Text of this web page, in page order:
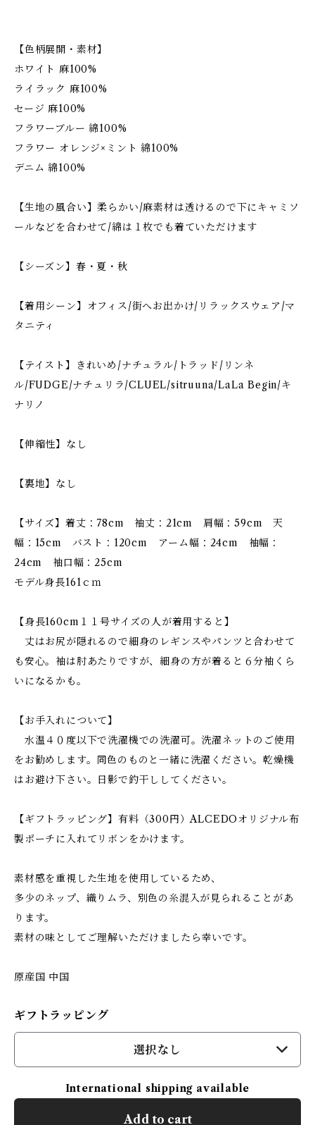
【色柄展開・素材】
ホワイト 麻100%
ライラック 麻100%
セージ 麻100%
フラワーブルー 綿100%
フラワー オレンジ×ミント 綿100%
デニム 綿100%
【生地の風合い】柔らかい/麻素材は透けるので下にキャミソ
ールなどを合わせて/綿は１枚でも着ていただけます
【シーズン】春・夏・秋
【着用シーン】オフィス/街へお出かけ/リラックスウェア/マ
タニティ
【テイスト】きれいめ/ナチュラル/トラッド/リンネ
ル/FUDGE/ナチュリラ/CLUEL/sitruuna/LaLa Begin/キ
ナリノ
【伸縮性】なし
【裏地】なし
【サイズ】着丈：78cm 袖丈：21cm 肩幅：59cm 天
幅：15cm バスト：120cm アーム幅：24cm 袖幅：
24cm 袖口幅：25cm
モデル身長161ｃｍ
【身長160cm１１号サイズの人が着用すると】
丈はお尻が隠れるので細身のレギンスやパンツと合わせて
も安心。袖は肘あたりですが、細身の方が着ると６分袖くら
いになるかも。
【お手入れについて】
水温４０度以下で洗濯機での洗濯可。洗濯ネットのご使用
をお勧めします。同色のものと一緒に洗濯ください。乾燥機
はお避け下さい。日影で釣干ししてください。
【ギフトラッピング】有料（300円）ALCEDOオリジナル布
製ポーチに入れてリボンをかけます。
素材感を重視した生地を使用しているため、
多少のネップ、織りムラ、別色の糸混入が見られることがあ
ります。
素材の味としてご理解いただけましたら幸いです。
原産国 中国
ギフトラッピング
選択なし
International shipping available
Add to cart